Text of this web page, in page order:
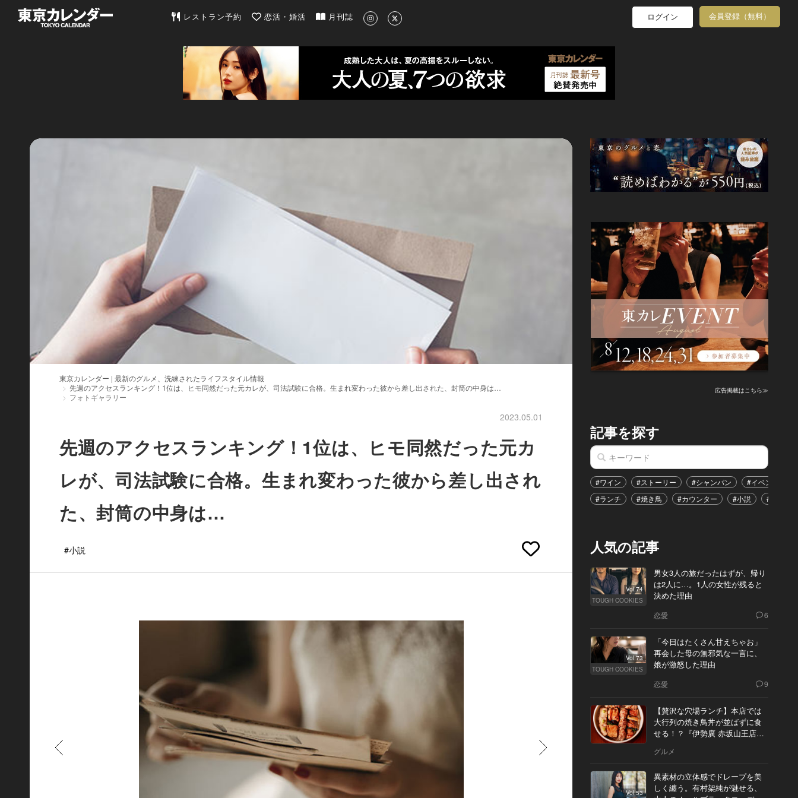
東京カレンダー | 最新のグルメ、洗練されたライフスタイル情報
レストラン予約 恋活・婚活 月刊誌 ログイン 会員登録（無料）
東京カレンダー | 最新のグルメ、洗練されたライフスタイル情報
先週のアクセスランキング！1位は、ヒモ同然だった元カレが、司法試験に合格。生まれ変わった彼から差し出された、封筒の中身は…
フォトギャラリー
2023.05.01
先週のアクセスランキング！1位は、ヒモ同然だった元カ
レが、司法試験に合格。生まれ変わった彼から差し出され
た、封筒の中身は…
#小説
広告掲載はこちら≫
記事を探す
#ワイン #ストーリー #シャンパン #イベント
#ランチ
#焼き鳥 #カウンター #小説 #恋愛
人気の記事
Vol.74
TOUGH COOKIES
男女3人の旅だったはずが、帰り
は2人に…。1人の女性が残ると
決めた理由
恋愛 6
Vol.73
TOUGH COOKIES
「今日はたくさん甘えちゃお」
再会した母の無邪気な一言に、
娘が激怒した理由
恋愛 9
【贅沢な穴場ランチ】本店では
大行列の焼き鳥丼が並ばずに食
せる！？『伊勢廣 赤坂山王店』
グルメ
Vol.53
異素材の立体感でドレープを美
しく纏う。有村架純が魅せる、